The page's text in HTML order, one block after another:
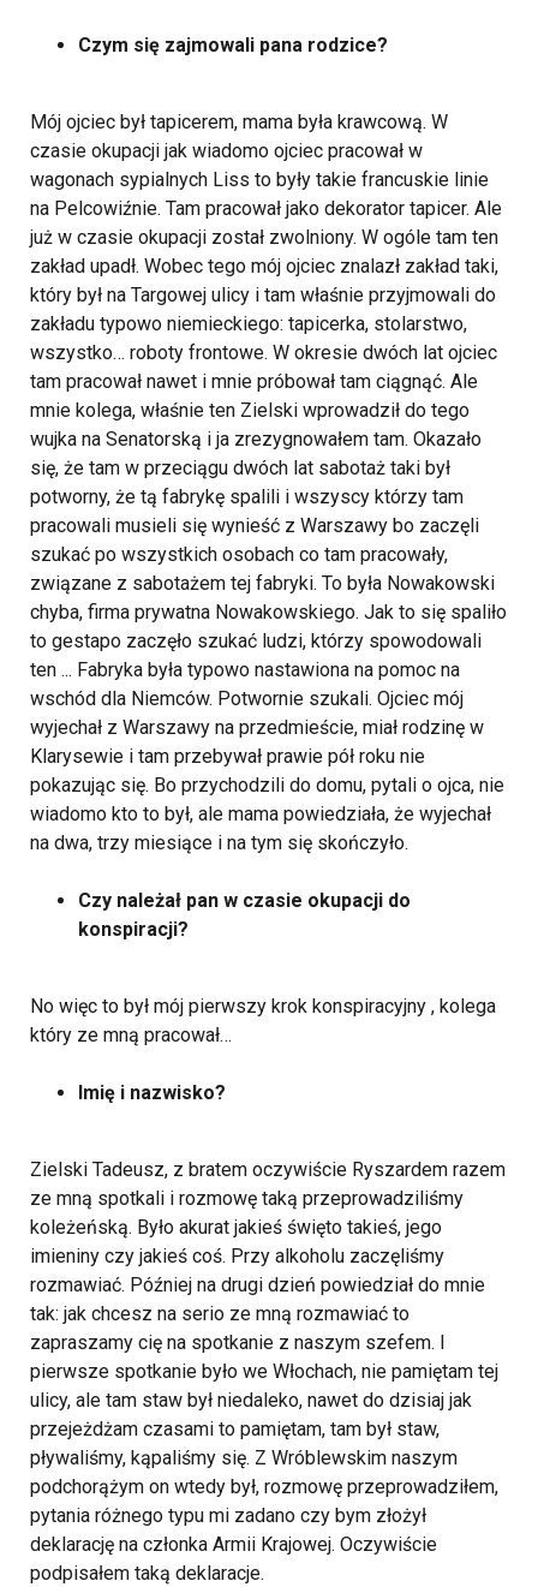
Czym się zajmowali pana rodzice?
Mój ojciec był tapicerem, mama była krawcową. W
czasie okupacji jak wiadomo ojciec pracował w
wagonach sypialnych Liss to były takie francuskie linie
na Pelcowiźnie. Tam pracował jako dekorator tapicer. Ale
już w czasie okupacji został zwolniony. W ogóle tam ten
zakład upadł. Wobec tego mój ojciec znalazł zakład taki,
który był na Targowej ulicy i tam właśnie przyjmowali do
zakładu typowo niemieckiego: tapicerka, stolarstwo,
wszystko… roboty frontowe. W okresie dwóch lat ojciec
tam pracował nawet i mnie próbował tam ciągnąć. Ale
mnie kolega, właśnie ten Zielski wprowadził do tego
wujka na Senatorską i ja zrezygnowałem tam. Okazało
się, że tam w przeciągu dwóch lat sabotaż taki był
potworny, że tą fabrykę spalili i wszyscy którzy tam
pracowali musieli się wynieść z Warszawy bo zaczęli
szukać po wszystkich osobach co tam pracowały,
związane z sabotażem tej fabryki. To była Nowakowski
chyba, firma prywatna Nowakowskiego. Jak to się spaliło
to gestapo zaczęło szukać ludzi, którzy spowodowali
ten ... Fabryka była typowo nastawiona na pomoc na
wschód dla Niemców. Potwornie szukali. Ojciec mój
wyjechał z Warszawy na przedmieście, miał rodzinę w
Klarysewie i tam przebywał prawie pół roku nie
pokazując się. Bo przychodzili do domu, pytali o ojca, nie
wiadomo kto to był, ale mama powiedziała, że wyjechał
na dwa, trzy miesiące i na tym się skończyło.
Czy należał pan w czasie okupacji do
konspiracji?
No więc to był mój pierwszy krok konspiracyjny , kolega
który ze mną pracował…
Imię i nazwisko?
Zielski Tadeusz, z bratem oczywiście Ryszardem razem
ze mną spotkali i rozmowę taką przeprowadziliśmy
koleżeńską. Było akurat jakieś święto takieś, jego
imieniny czy jakieś coś. Przy alkoholu zaczęliśmy
rozmawiać. Później na drugi dzień powiedział do mnie
tak: jak chcesz na serio ze mną rozmawiać to
zapraszamy cię na spotkanie z naszym szefem. I
pierwsze spotkanie było we Włochach, nie pamiętam tej
ulicy, ale tam staw był niedaleko, nawet do dzisiaj jak
przejeżdżam czasami to pamiętam, tam był staw,
pływaliśmy, kąpaliśmy się. Z Wróblewskim naszym
podchorążym on wtedy był, rozmowę przeprowadziłem,
pytania różnego typu mi zadano czy bym złożył
deklarację na członka Armii Krajowej. Oczywiście
podpisałem taką deklaracje.